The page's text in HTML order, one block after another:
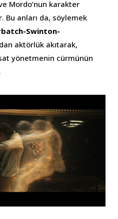
Mordo’nun karakter
Bu anları da, söylemek
Swinton-
aktörlük akıtarak,
yönetmenin cürmünün